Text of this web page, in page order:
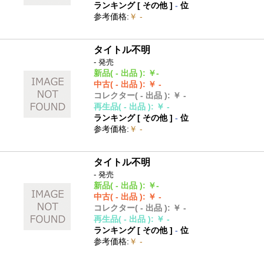
ランキング [ その他]- 位
参考価格: ￥ -
タイトル不明
- 発売
新品( - 出品 ): ￥-
中古( - 出品 ): ￥ -
コレクター( - 出品 ): ￥ -
再生品( - 出品 ): ￥ -
ランキング [ その他]- 位
参考価格: ￥ -
タイトル不明
- 発売
新品( - 出品 ): ￥-
中古( - 出品 ): ￥ -
コレクター( - 出品 ): ￥ -
再生品( - 出品 ): ￥ -
ランキング [ その他]- 位
参考価格: ￥ -